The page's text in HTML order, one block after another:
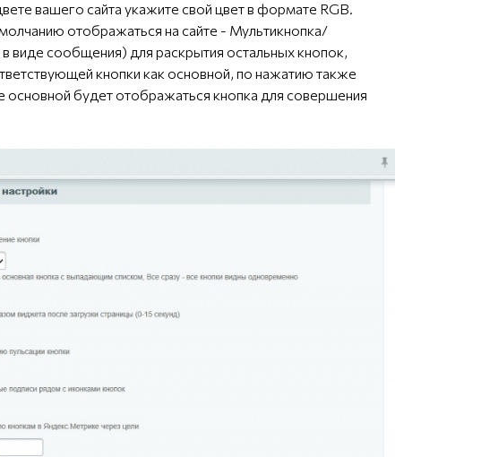
вашего сайта укажите свой цвет в формате RGB.
отображаться на сайте - Мультикнопка/
виде сообщения) для раскрытия остальных кнопок,
кнопки как основной, по нажатию также
основной будет отображаться кнопка для совершения